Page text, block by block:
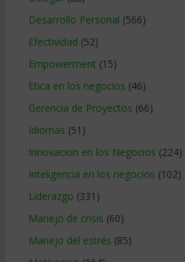
Desarrollo Personal (566)
Efectividad (52)
Empowerment (15)
Etica en los negocios (46)
Gerencia de Proyectos (66)
Idiomas (51)
Innovacion en los Negocios (224)
Inteligencia en los negocios (102)
Liderazgo (331)
Manejo de crisis (60)
Manejo del estrés (85)